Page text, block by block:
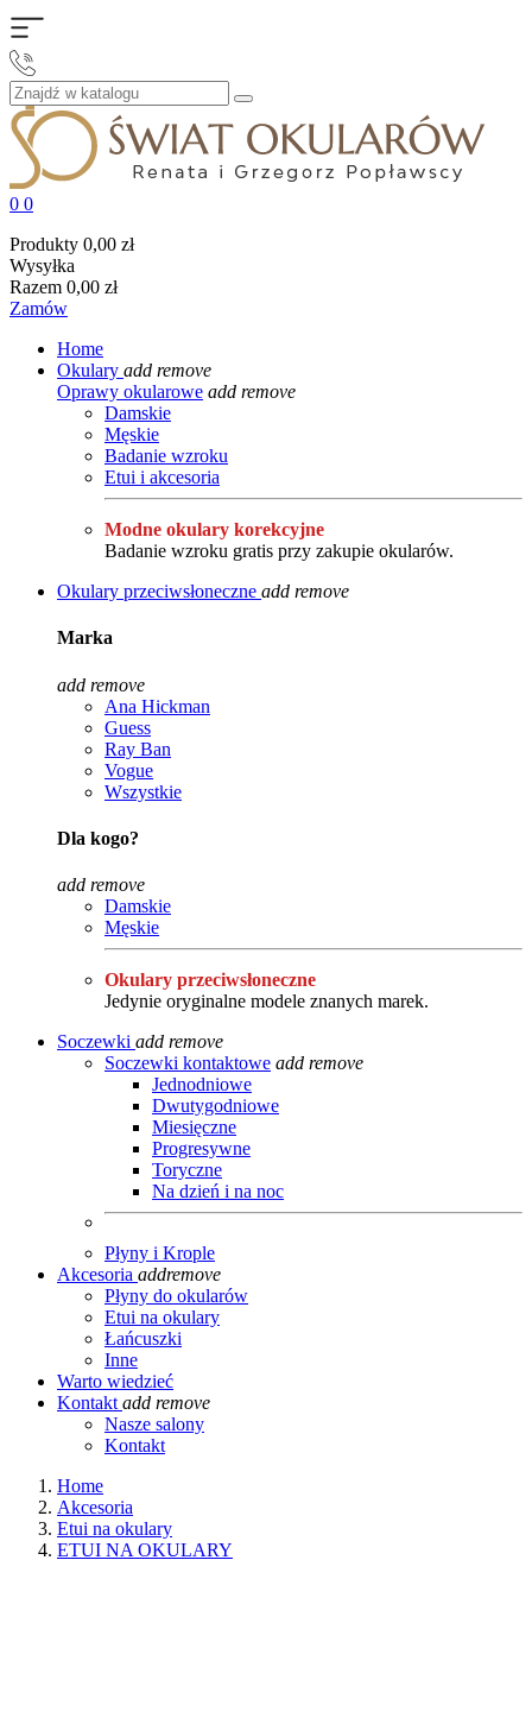
0 0
Produkty 0,00 zł
Wysyłka
Razem 0,00 zł
Zamów
Home
Okulary add remove
Oprawy okularowe add remove
Damskie
Męskie
Badanie wzroku
Etui i akcesoria
Modne okulary korekcyjne
Badanie wzroku gratis przy zakupie okularów.
Okulary przeciwsłoneczne add remove
Marka
add remove
Ana Hickman
Guess
Ray Ban
Vogue
Wszystkie
Dla kogo?
add remove
Damskie
Męskie
Okulary przeciwsłoneczne
Jedynie oryginalne modele znanych marek.
Soczewki add remove
Soczewki kontaktowe add remove
Jednodniowe
Dwutygodniowe
Miesięczne
Progresywne
Toryczne
Na dzień i na noc
Płyny i Krople
Akcesoria addremove
Płyny do okularów
Etui na okulary
Łańcuszki
Inne
Warto wiedzieć
Kontakt add remove
Nasze salony
Kontakt
Home
Akcesoria
Etui na okulary
ETUI NA OKULARY